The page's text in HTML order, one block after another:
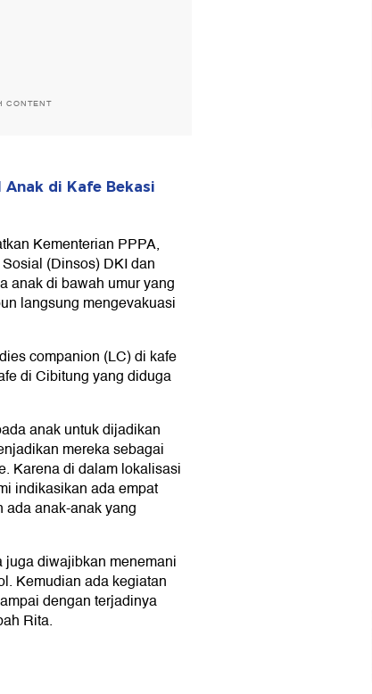
CONTENT
Anak di Kafe Bekasi
Kementerian PPPA,
(Dinsos) DKI dan
anak di bawah umur yang
langsung mengevakuasi
companion (LC) di kafe
di Cibitung yang diduga
anak untuk dijadikan
mereka sebagai
Karena di dalam lokalisasi
indikasikan ada empat
ada anak-anak yang
diwajibkan menemani
Kemudian ada kegiatan
dengan terjadinya
Rita.